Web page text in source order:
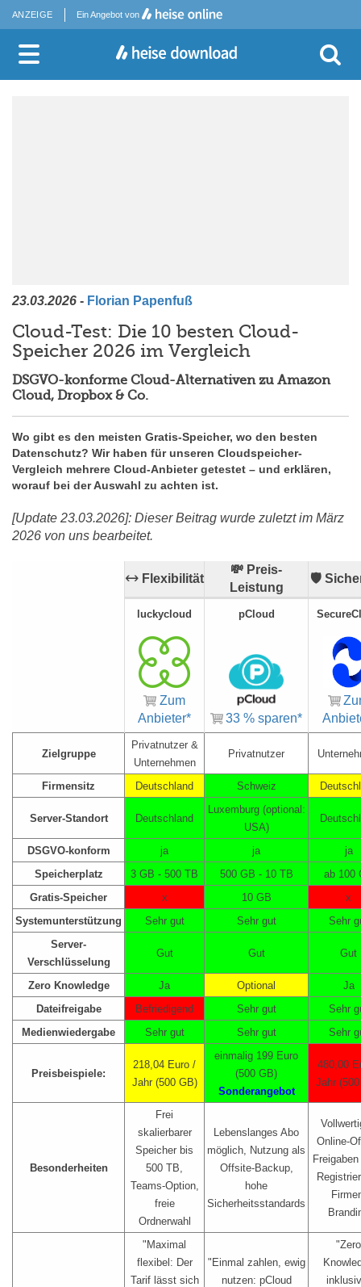
ANZEIGE Ein Angebot von
23.03.2026 - Florian Papenfuß
Cloud-Test: Die 10 besten Cloud-
Speicher 2026 im Vergleich
DSGVO-konforme Cloud-Alternativen zu Amazon
Cloud, Dropbox & Co.
Wo gibt es den meisten Gratis-Speicher, wo den besten
Datenschutz? Wir haben für unseren Cloudspeicher-
Vergleich mehrere Cloud-Anbieter getestet – und erklären,
worauf bei der Auswahl zu achten ist.
[Update 23.03.2026]: Dieser Beitrag wurde zuletzt im März
2026 von uns bearbeitet.
🡘 Flexibilität
💸 Preis-
Leistung
🛡️
luckycloud pCloud
Zum
Anbieter*
33 % sparen*
Zielgruppe
Privatnutzer &
Unternehmen
Privatnutzer
Firmensitz Deutschland Schweiz
Server-Standort Deutschland
Luxemburg (optional:
USA)
DSGVO-konform ja ja
ja
Speicherplatz
3 GB - 500 TB 500 GB - 10 TB
ab 100
Gratis-Speicher
x 10 GB
x
Systemunterstützung
Sehr gut Sehr gut
Sehr
Server-
Verschlüsselung
Gut Gut Gut
Zero Knowledge Ja Optional
Ja
Dateifreigabe
Befriedigend Sehr gut
Sehr
Medienwiedergabe
Sehr gut Sehr gut Sehr
Preisbeispiele:
218,04 Euro /
Jahr (500 GB)
einmalig 199 Euro
(500 GB)
Sonderangebot
480,00
Jahr
Besonderheiten
Frei
skalierbarer
Speicher bis
500 TB,
Teams-Option,
freie
Ordnerwahl
Lebenslanges Abo
möglich, Nutzung als
Offsite-Backup,
hohe
Sicherheitsstandards
Online-
"Maximal
flexibel: Der
Tarif lässt sich
"Einmal zahlen, ewig
nutzen: pCloud
"Zero